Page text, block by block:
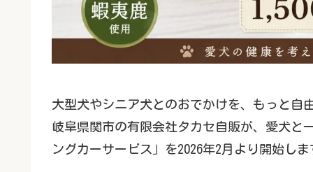
大型犬やシニア犬とのおでかけを、もっと自
岐阜県関市の有限会社タカセ自販が、愛犬と
ングカーサービス」を2026年2月より開始しま